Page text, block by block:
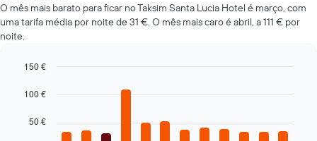
O mês mais barato para ficar no Taksim Santa Lucia Hotel é março, com
uma tarifa média por noite de 31 €. O mês mais caro é abril, a 111 € por
noite.
chart
bars.
graphic.
50 €
100 €
150 €